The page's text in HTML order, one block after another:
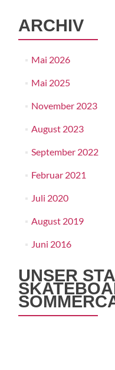
ARCHIV
Mai 2026
Mai 2025
November 2023
August 2023
September 2022
Februar 2021
Juli 2020
August 2019
Juni 2016
UNSER